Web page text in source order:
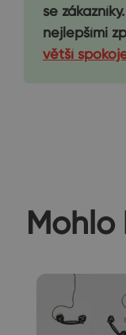
se
nejlepšími
větší
Mohlo